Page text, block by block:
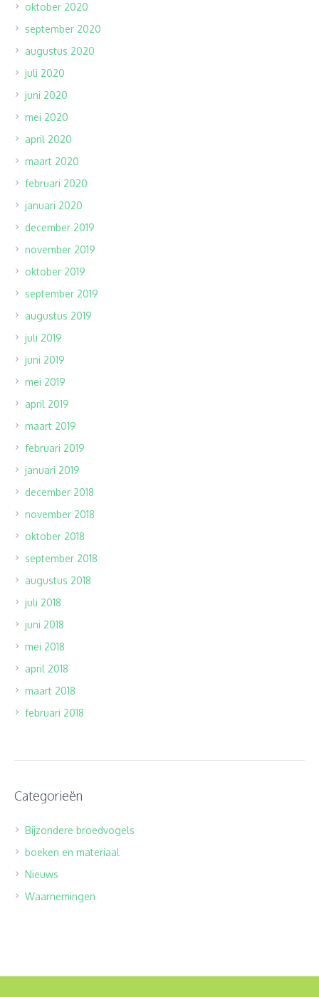
oktober 2020
september 2020
augustus 2020
juli 2020
juni 2020
mei 2020
april 2020
maart 2020
februari 2020
januari 2020
december 2019
november 2019
oktober 2019
september 2019
augustus 2019
juli 2019
juni 2019
mei 2019
april 2019
maart 2019
februari 2019
januari 2019
december 2018
november 2018
oktober 2018
september 2018
augustus 2018
juli 2018
juni 2018
mei 2018
april 2018
maart 2018
februari 2018
Categorieën
Bijzondere broedvogels
boeken en materiaal
Nieuws
Waarnemingen